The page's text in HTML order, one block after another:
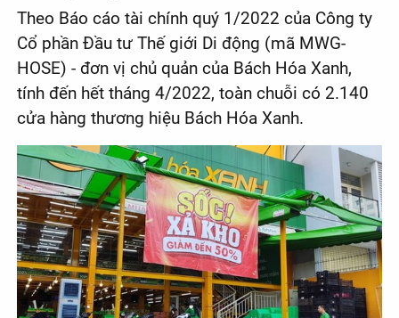
Theo Báo cáo tài chính quý 1/2022 của Công ty
Cổ phần Đầu tư Thế giới Di động (mã MWG-
HOSE) - đơn vị chủ quản của Bách Hóa Xanh,
tính đến hết tháng 4/2022, toàn chuỗi có 2.140
cửa hàng thương hiệu Bách Hóa Xanh.